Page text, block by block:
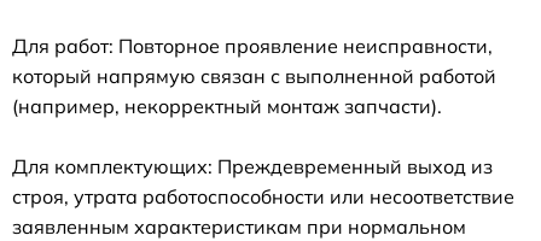
Для работ: Повторное проявление неисправности,
который напрямую связан с выполненной работой
(например, некорректный монтаж запчасти).
Для комплектующих: Преждевременный выход из
строя, утрата работоспособности или несоответствие
заявленным характеристикам при нормальном